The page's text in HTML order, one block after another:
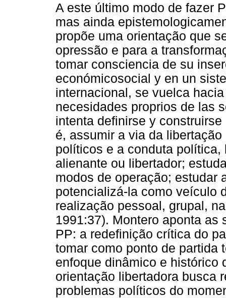
A este último modo de fazer
mas ainda
propõe uma orientação que
opressão e para a
tomar consciencia de su
económicosocial y en un
internacional, se vuelca
necesidades proprios de las
intenta definirse y
é, assumir a via da
políticos e a conduta
alienante ou libertador;
modos de operação; estudar
potencializá-la como veículo
realização pessoal, grupal,
1991:37). Montero aponta
PP: a redefinição crítica do
tomar como ponto de partida
enfoque dinâmico e histórico
orientação libertadora busca
problemas políticos do